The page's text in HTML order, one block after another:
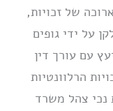
של זכויות,
על ידי גופים
עם עורך דין
הרלוונטיות
נכי צהל משרד